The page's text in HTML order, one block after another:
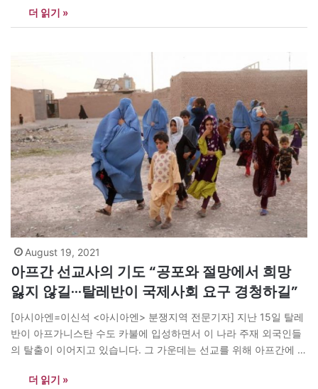
고 카불로 이동 중에 아프가니스탄 보안군이던 어제의 동지가 탈레
더 읽기 »
August 19, 2021
아프간 선교사의 기도 “공포와 절망에서 희망
잃지 않길···탈레반이 국제사회 요구 경청하길”
[아시아엔=이신석 <아시아엔> 분쟁지역 전문기자] 지난 15일 탈레
반이 아프가니스탄 수도 카불에 입성하면서 이 나라 주재 외국인들
의 탈출이 이어지고 있습니다. 그 가운데는 선교를 위해 아프간에 체
독교 선교사들이 선교활동을 해왔습니다. 아프간 수도 카불을 중심
더 읽기 »